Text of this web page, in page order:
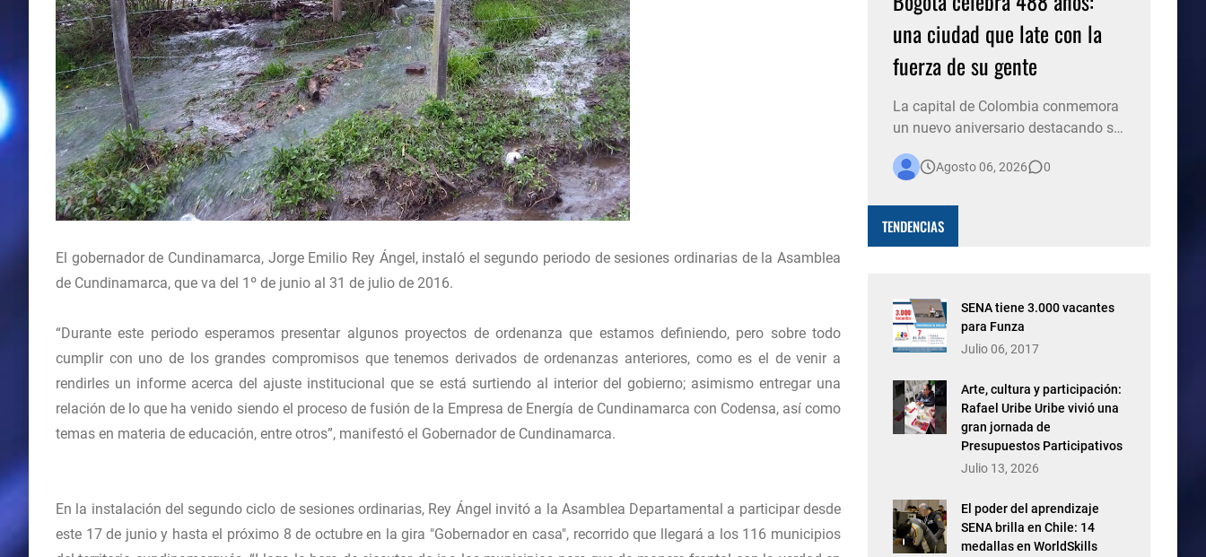
El gobernador de Cundinamarca, Jorge Emilio Rey Ángel, instaló el segundo periodo de sesiones ordinarias de la Asamblea
de Cundinamarca, que va del 1º de junio al 31 de julio de 2016.
“Durante este periodo esperamos presentar algunos proyectos de ordenanza que estamos definiendo, pero sobre todo
cumplir con uno de los grandes compromisos que tenemos derivados de ordenanzas anteriores, como es el de venir a
rendirles un informe acerca del ajuste institucional que se está surtiendo al interior del gobierno; asimismo entregar una
relación de lo que ha venido siendo el proceso de fusión de la Empresa de Energía de Cundinamarca con Codensa, así como
temas en materia de educación, entre otros”, manifestó el Gobernador de Cundinamarca.
En la instalación del segundo ciclo de sesiones ordinarias, Rey Ángel invitó a la Asamblea Departamental a participar desde
este 17 de junio y hasta el próximo 8 de octubre en la gira "Gobernador en casa", recorrido que llegará a los 116 municipios
una ciudad que late con la
fuerza de su gente
La capital de Colombia conmemora
un nuevo aniversario destacando su
historia, su diversidad y el espíritu de
millones de personas que, con su
más viva. Bogotá está de fiesta. La
Agosto 06, 2026 0
TENDENCIAS
SENA tiene 3.000 vacantes
para Funza
Julio 06, 2017
Arte, cultura y participación:
Rafael Uribe Uribe vivió una
gran jornada de
Presupuestos Participativos
Julio 13, 2026
El poder del aprendizaje
SENA brilla en Chile: 14
medallas en WorldSkills